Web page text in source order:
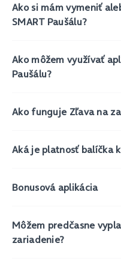
Ako si mám vymeniť
SMART Paušálu?
Ako môžem využívať
Paušálu?
Ako funguje Zľava na
Aká je platnosť balíčka
Bonusová aplikácia
Môžem predčasne
zariadenie?